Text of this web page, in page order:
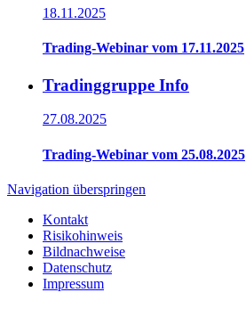
18.11.2025
Trading-Webinar vom 17.11.2025
Tradinggruppe Info
27.08.2025
Trading-Webinar vom 25.08.2025
Navigation überspringen
Kontakt
Risikohinweis
Bildnachweise
Datenschutz
Impressum